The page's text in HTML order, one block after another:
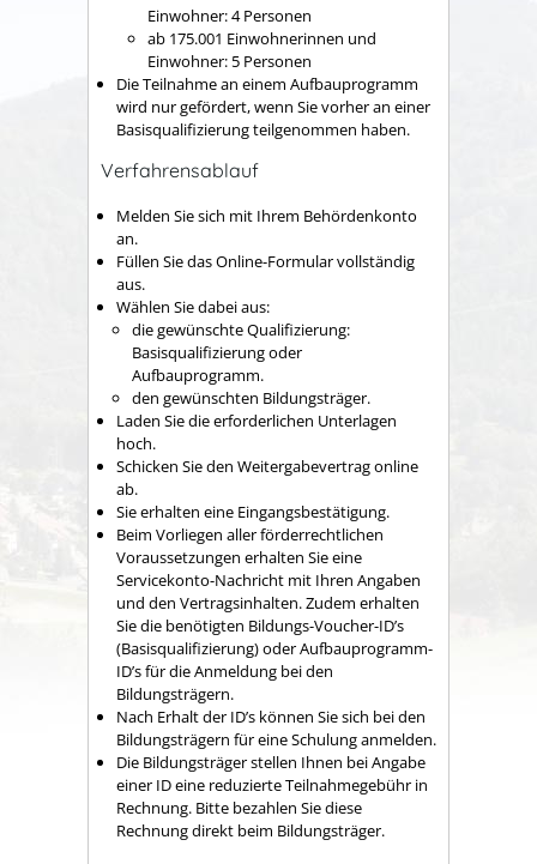
Einwohner: 4 Personen
ab 175.001 Einwohnerinnen und
Einwohner: 5 Personen
Die Teilnahme an einem Aufbauprogramm
wird nur gefördert, wenn Sie vorher an einer
Basisqualifizierung teilgenommen haben.
Verfahrensablauf
Melden Sie sich mit Ihrem Behördenkonto
an.
Füllen Sie das Online-Formular vollständig
aus.
Wählen Sie dabei aus:
die gewünschte Qualifizierung:
Basisqualifizierung oder
Aufbauprogramm.
den gewünschten Bildungsträger.
Laden Sie die erforderlichen Unterlagen
hoch.
Schicken Sie den Weitergabevertrag online
ab.
Sie erhalten eine Eingangsbestätigung.
Beim Vorliegen aller förderrechtlichen
Voraussetzungen erhalten Sie eine
Servicekonto-Nachricht mit Ihren Angaben
und den Vertragsinhalten. Zudem erhalten
Sie die benötigten Bildungs-Voucher-ID’s
(Basisqualifizierung) oder Aufbauprogramm-
ID’s für die Anmeldung bei den
Bildungsträgern.
Nach Erhalt der ID’s können Sie sich bei den
Bildungsträgern für eine Schulung anmelden.
Die Bildungsträger stellen Ihnen bei Angabe
einer ID eine reduzierte Teilnahmegebühr in
Rechnung. Bitte bezahlen Sie diese
Rechnung direkt beim Bildungsträger.